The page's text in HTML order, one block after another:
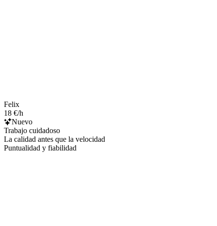
Felix
18 €/h
Nuevo
Trabajo cuidadoso
La calidad antes que la velocidad
Puntualidad y fiabilidad